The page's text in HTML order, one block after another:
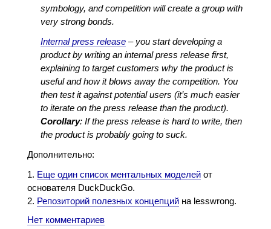
symbology, and competition will create a group with
very strong bonds.
Internal press release – you start developing a
product by writing an internal press release first,
explaining to target customers why the product is
useful and how it blows away the competition. You
then test it against potential users (it’s much easier
to iterate on the press release than the product).
Corollary: If the press release is hard to write, then
the product is probably going to suck.
Дополнительно:
Еще один список ментальных моделейот
основателя DuckDuckGo.
Репозиторий полезных концепцийна lesswrong.
Нет комментариев